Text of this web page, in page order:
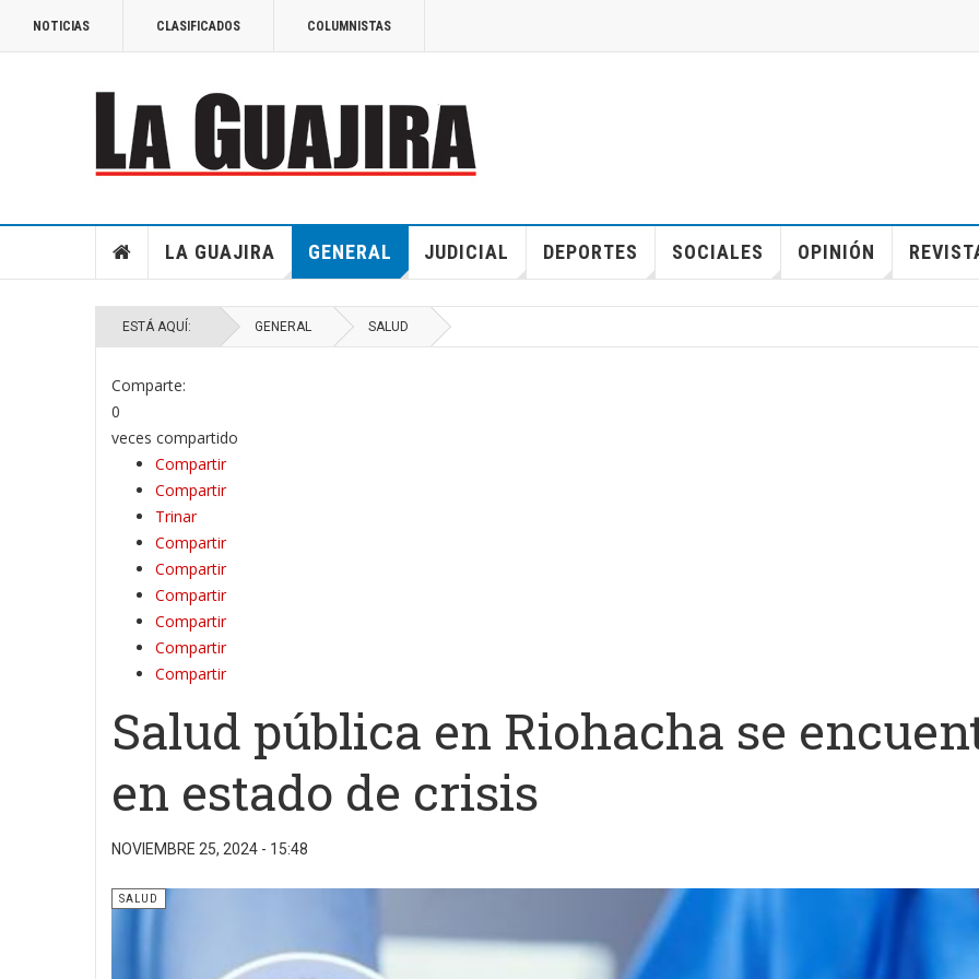
NOTICIAS CLASIFICADOS COLUMNISTAS
LA GUAJIRA GENERAL JUDICIAL DEPORTES SOCIALES OPINIÓN
ESTÁ AQUÍ: GENERAL SALUD
Comparte:
0
veces compartido
Compartir
Compartir
Trinar
Compartir
Compartir
Compartir
Compartir
Compartir
Compartir
Salud pública en Riohacha se
en estado de crisis
NOVIEMBRE 25, 2024 - 15:48
SALUD